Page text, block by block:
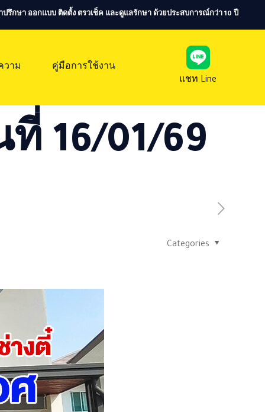
ปรึกษา ออกแบบ ติดตั้ง ตรวเช็ค และดูแลรักษา ด้วยประสบการณ์กว่า 10 ปี
วาม
คู่มือการใช้งาน
แชท Line
16/01/69
Categories